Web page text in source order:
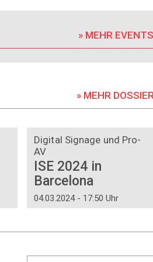
» MEHR
» MEHR
Digital Signage und Pro-
AV
ISE 2024 in
Barcelona
04.03.2024 - 17:50 Uhr